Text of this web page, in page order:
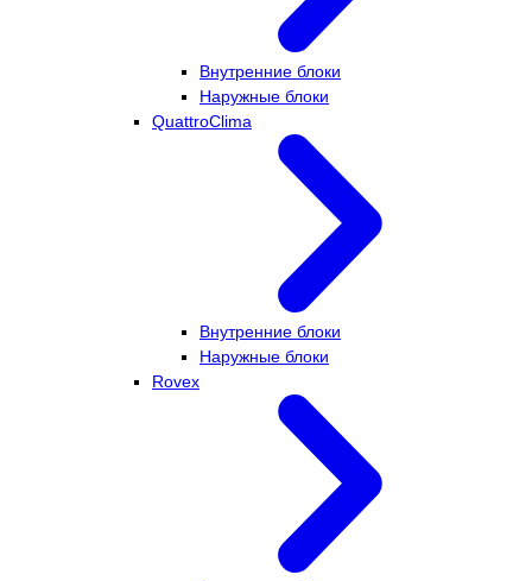
Внутренние блоки
Наружные блоки
QuattroClima
Внутренние блоки
Наружные блоки
Rovex